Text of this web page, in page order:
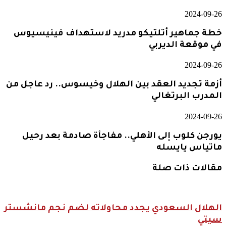
2024-09-26
خطة جماهير أتلتيكو مدريد لاستهداف فينيسيوس
في موقعة الديربي
2024-09-26
أزمة تجديد العقد بين الهلال وخيسوس.. رد عاجل من
المدرب البرتغالي
2024-09-26
يورجن كلوب إلى الأهلي.. مفاجأة صادمة بعد رحيل
ماتياس يايسله
مقالات ذات صلة
الهلال السعودي يجدد محاولاته لضم نجم مانشستر
سيتي